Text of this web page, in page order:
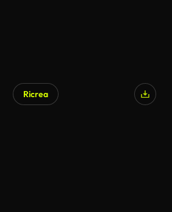
Ricrea